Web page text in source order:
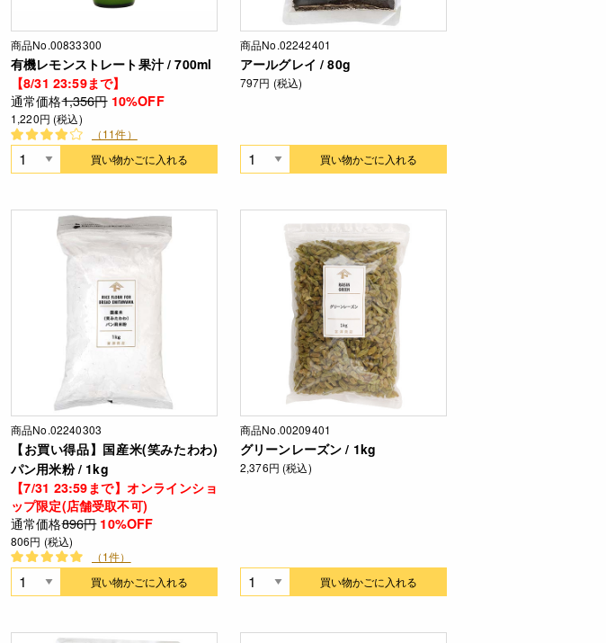
商品No.00833300
有機レモンストレート果汁 / 700ml
【8/31 23:59まで】
通常価格1,356円 10%OFF
1,220円 (税込)
（11件）
買い物かごに入れる
商品No.02242401
アールグレイ / 80g
797円 (税込)
買い物かごに入れる
商品No.02240303
【お買い得品】国産米(笑みたわわ)
パン用米粉 / 1kg
【7/31 23:59まで】オンラインショ
ップ限定(店舗受取不可)
通常価格896円 10%OFF
806円 (税込)
（1件）
買い物かごに入れる
商品No.00209401
グリーンレーズン / 1kg
2,376円 (税込)
買い物かごに入れる